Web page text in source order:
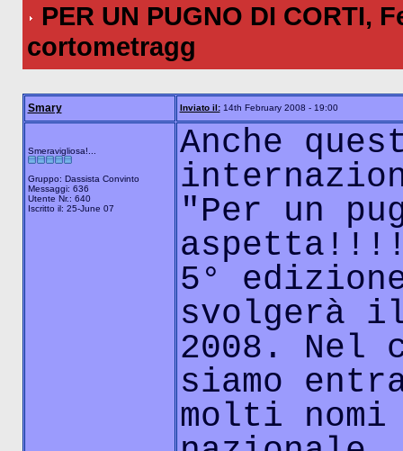
PER UN PUGNO DI CORTI,
cortometragg
Smary Inviato il:14th February 2008 - 19:00
Smeravigliosa!...
Gruppo: Dassista Convinto
Messaggi: 636
Utente Nr.: 640
Iscritto il: 25-June 07
Anche
"Per un
5°
svolgerà
2008. Nel
siamo
molti